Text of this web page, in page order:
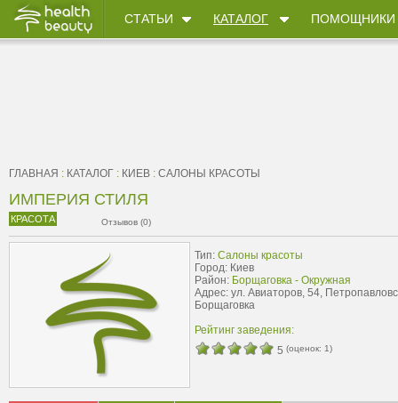
СТАТЬИ КАТАЛОГ ПОМОЩНИКИ
ГЛАВНАЯ : КАТАЛОГ : КИЕВ : САЛОНЫ КРАСОТЫ
ИМПЕРИЯ СТИЛЯ
КРАСОТА Отзывов (0)
Тип: Салоны красоты
Город: Киев
Район: Борщаговка - Окружная
Адрес: ул. Авиаторов, 54,
Борщаговка
Рейтинг заведения:
5 (оценок: 1)